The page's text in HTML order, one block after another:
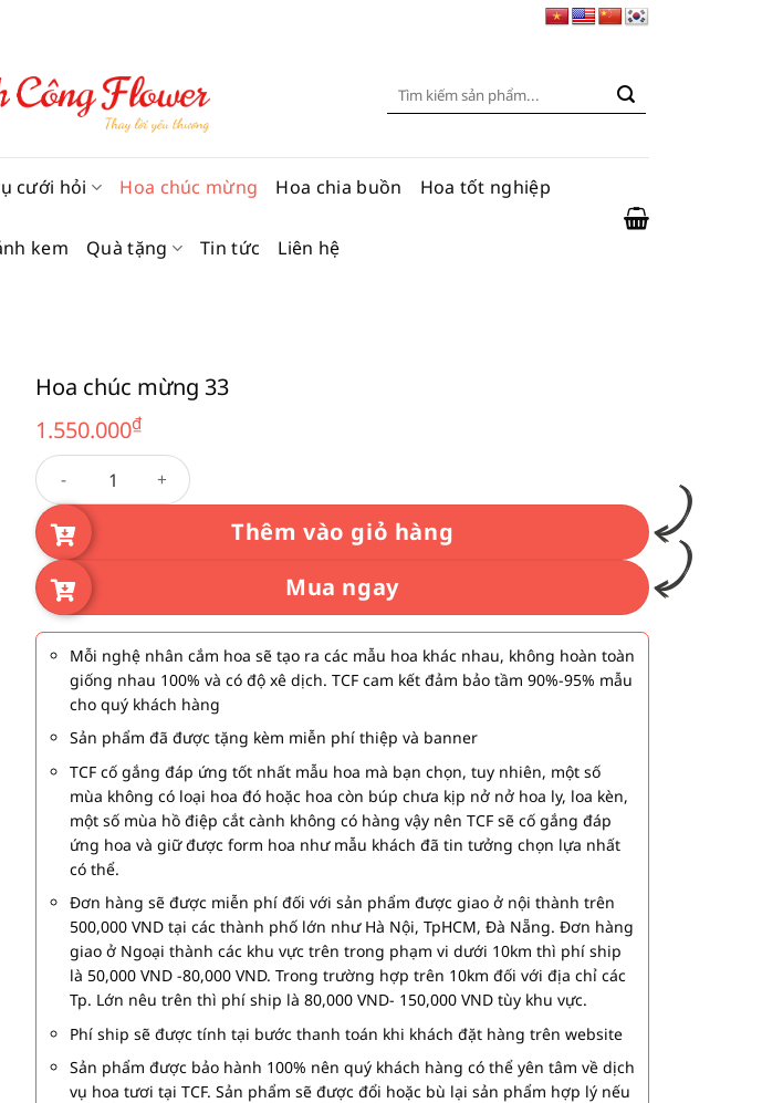
Tìm
cưới hỏi Hoa chúc mừng Hoa chia buồn Hoa tốt nghiệp
kem Quà tặng Tin tức Liên hệ
Hoa chúc mừng 33
1.550.000₫
Hoa chúc mừng 33 số lượng
Thêm vào giỏ hàng
Mua ngay
Mỗi nghệ nhân cắm hoa sẽ tạo ra các mẫu hoa khác nhau, không hoàn toàn
giống nhau 100% và có độ xê dịch. TCF cam kết đảm bảo tầm 90%-95% mẫu
cho quý khách hàng
Sản phẩm đã được tặng kèm miễn phí thiệp và banner
TCF cố gắng đáp ứng tốt nhất mẫu hoa mà bạn chọn, tuy nhiên, một số
mùa không có loại hoa đó hoặc hoa còn búp chưa kịp nở nở hoa ly, loa kèn,
một số mùa hồ điệp cắt cành không có hàng vậy nên TCF sẽ cố gắng đáp
ứng hoa và giữ được form hoa như mẫu khách đã tin tưởng chọn lựa nhất
có thể.
Đơn hàng sẽ được miễn phí đối với sản phẩm được giao ở nội thành trên
500,000 VND tại các thành phố lớn như Hà Nội, TpHCM, Đà Nẵng. Đơn hàng
giao ở Ngoại thành các khu vực trên trong phạm vi dưới 10km thì phí ship
là 50,000 VND -80,000 VND. Trong trường hợp trên 10km đối với địa chỉ các
Tp. Lớn nêu trên thì phí ship là 80,000 VND- 150,000 VND tùy khu vực.
Phí ship sẽ được tính tại bước thanh toán khi khách đặt hàng trên website
Sản phẩm được bảo hành 100% nên quý khách hàng có thể yên tâm về dịch
vụ hoa tươi tại TCF. Sản phẩm sẽ được đổi hoặc bù lại sản phẩm hợp lý nếu